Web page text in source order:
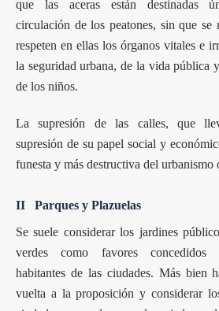
que las aceras están destinadas
circulación de los peatones, sin que se
respeten en ellas los órganos vitales e
la seguridad urbana, de la vida pública
de los niños.
La supresión de las calles, que
supresión de su papel social y
funesta y más destructiva del urbanismo
II Parques y Plazuelas
Se suele considerar los jardines
verdes como favores concedidos
habitantes de las ciudades. Más bien
vuelta a la proposición y considerar